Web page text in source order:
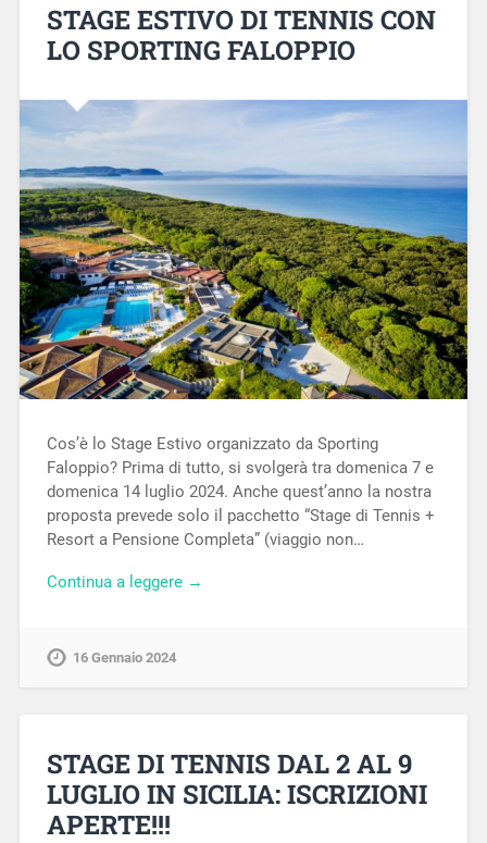
STAGE ESTIVO DI TENNIS CON
LO SPORTING FALOPPIO
Cos’è lo Stage Estivo organizzato da Sporting
Faloppio? Prima di tutto, si svolgerà tra domenica 7 e
domenica 14 luglio 2024. Anche quest’anno la nostra
proposta prevede solo il pacchetto “Stage di Tennis +
Resort a Pensione Completa” (viaggio non…
Continua a leggere →
16 Gennaio 2024
STAGE DI TENNIS DAL 2 AL 9
LUGLIO IN SICILIA: ISCRIZIONI
APERTE!!!